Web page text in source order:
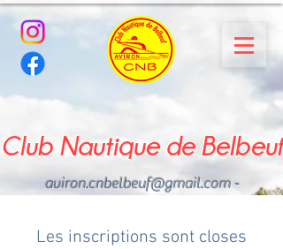
Club Nautique de Belbeuf
aviron.cnbelbeuf@gmail.com-
Les inscriptions sont closes